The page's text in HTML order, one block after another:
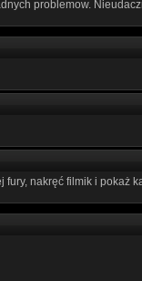
problemow.
nakręć filmik i pokaż